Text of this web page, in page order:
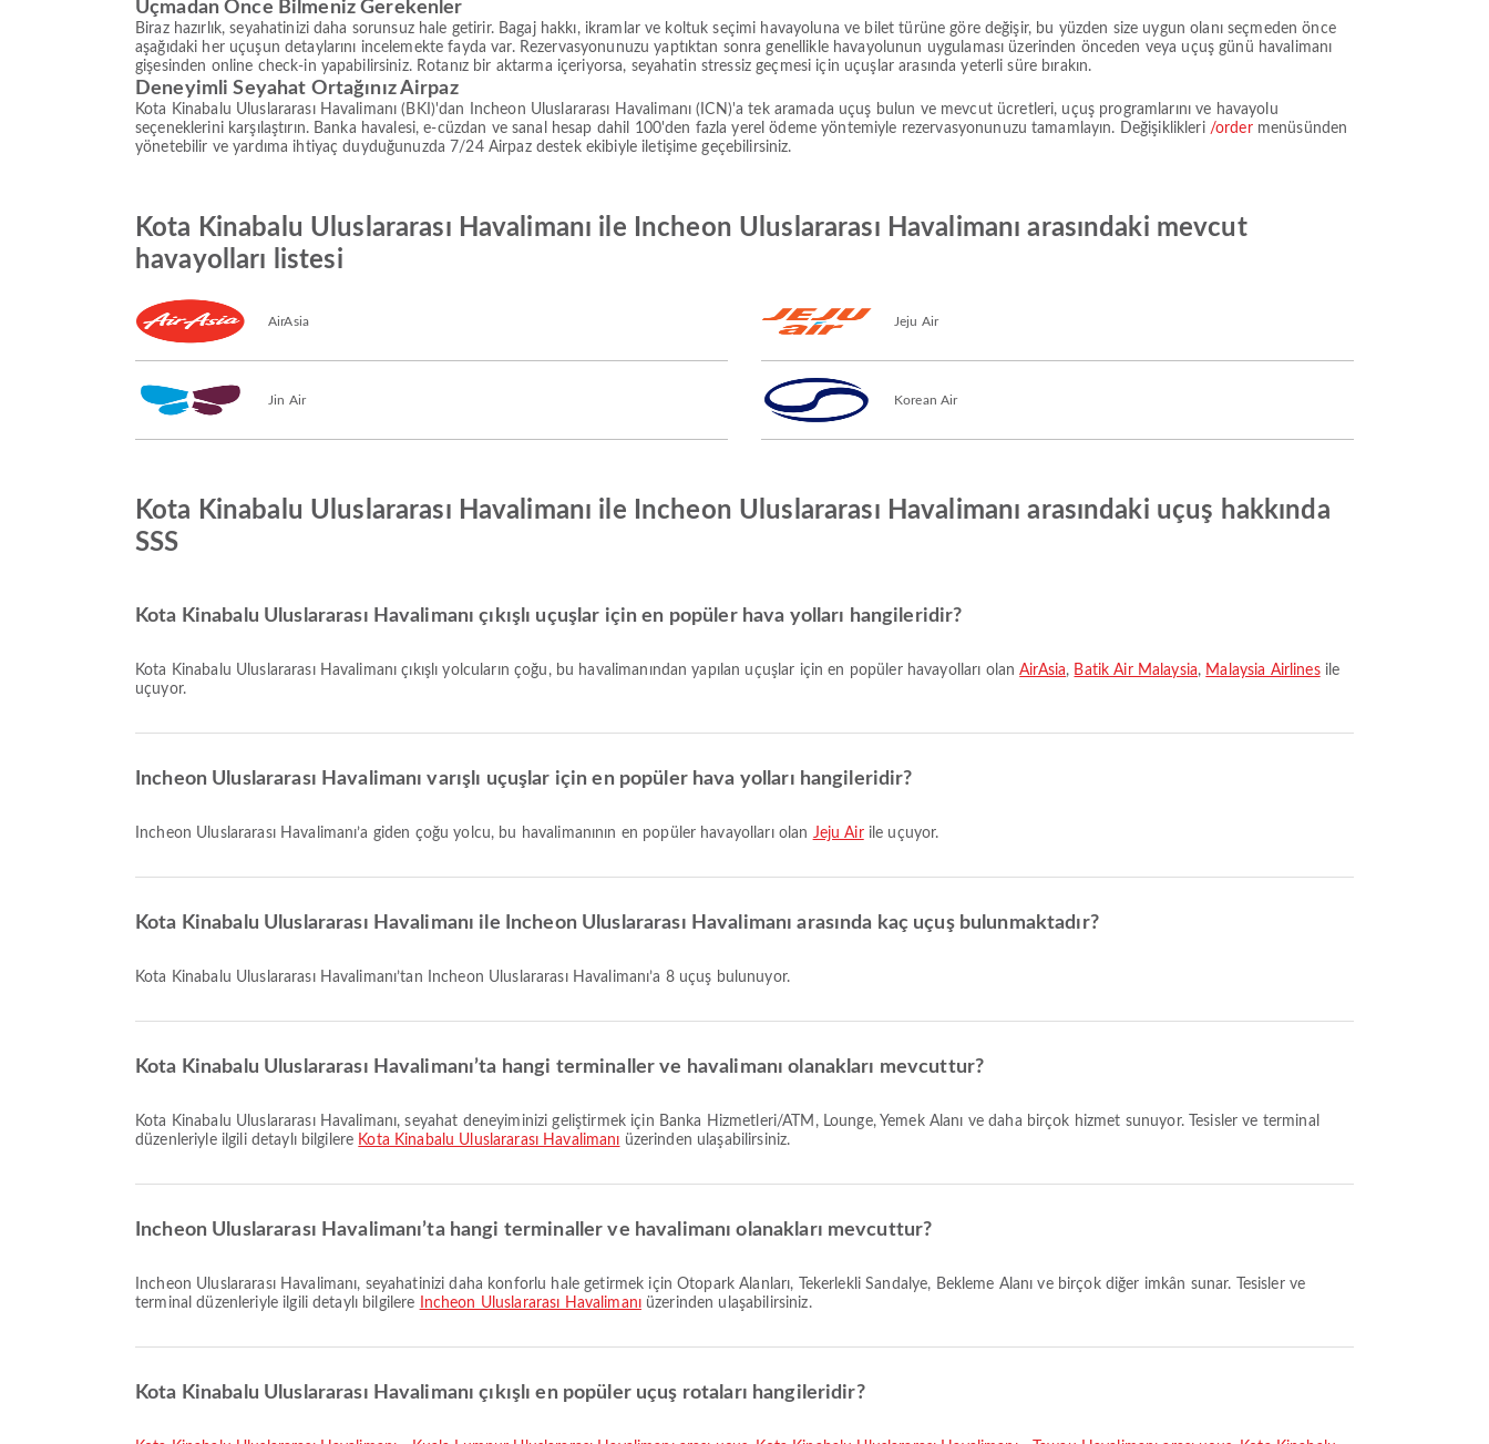
Uçmadan Önce Bilmeniz Gerekenler
Biraz hazırlık, seyahatinizi daha sorunsuz hale getirir. Bagaj hakkı, ikramlar ve koltuk seçimi havayoluna ve bilet türüne göre değişir, bu yüzden size uygun olanı seçmeden önce
aşağıdaki her uçuşun detaylarını incelemekte fayda var. Rezervasyonunuzu yaptıktan sonra genellikle havayolunun uygulaması üzerinden önceden veya uçuş günü havalimanı
gişesinden online check-in yapabilirsiniz. Rotanız bir aktarma içeriyorsa, seyahatin stressiz geçmesi için uçuşlar arasında yeterli süre bırakın.
Deneyimli Seyahat Ortağınız Airpaz
Kota Kinabalu Uluslararası Havalimanı (BKI)'dan Incheon Uluslararası Havalimanı (ICN)'a tek aramada uçuş bulun ve mevcut ücretleri, uçuş programlarını ve havayolu
seçeneklerini karşılaştırın. Banka havalesi, e-cüzdan ve sanal hesap dahil 100'den fazla yerel ödeme yöntemiyle rezervasyonunuzu tamamlayın. Değişiklikleri /ordermenüsünden
yönetebilir ve yardıma ihtiyaç duyduğunuzda 7/24 Airpaz destek ekibiyle iletişime geçebilirsiniz.
Kota Kinabalu Uluslararası Havalimanı ile Incheon Uluslararası Havalimanı arasındaki mevcut
havayolları listesi
AirAsia Jeju Air
Jin Air Korean Air
Kota Kinabalu Uluslararası Havalimanı ile Incheon Uluslararası Havalimanı arasındaki uçuş hakkında
SSS
Kota Kinabalu Uluslararası Havalimanı çıkışlı uçuşlar için en popüler hava yolları hangileridir?
Kota Kinabalu Uluslararası Havalimanı çıkışlı yolcuların çoğu, bu havalimanından yapılan uçuşlar için en popüler havayolları olanAirAsia, Batik Air Malaysia, Malaysia Airlinesile
uçuyor.
Incheon Uluslararası Havalimanı varışlı uçuşlar için en popüler hava yolları hangileridir?
Incheon Uluslararası Havalimanı’a giden çoğu yolcu, bu havalimanının en popüler havayolları olan Jeju Airile uçuyor.
Kota Kinabalu Uluslararası Havalimanı ile Incheon Uluslararası Havalimanı arasında kaç uçuş bulunmaktadır?
Kota Kinabalu Uluslararası Havalimanı’tan Incheon Uluslararası Havalimanı’a 8 uçuş bulunuyor.
Kota Kinabalu Uluslararası Havalimanı’ta hangi terminaller ve havalimanı olanakları mevcuttur?
Kota Kinabalu Uluslararası Havalimanı, seyahat deneyiminizi geliştirmek için Banka Hizmetleri/ATM, Lounge, Yemek Alanı ve daha birçok hizmet sunuyor. Tesisler ve terminal
düzenleriyle ilgili detaylı bilgilere Kota Kinabalu Uluslararası Havalimanı üzerinden ulaşabilirsiniz.
Incheon Uluslararası Havalimanı’ta hangi terminaller ve havalimanı olanakları mevcuttur?
terminal düzenleriyle ilgili detaylı bilgilere
Incheon Uluslararası Havalimanıüzerinden ulaşabilirsiniz.
Kota Kinabalu Uluslararası Havalimanı çıkışlı en popüler uçuş rotaları hangileridir?